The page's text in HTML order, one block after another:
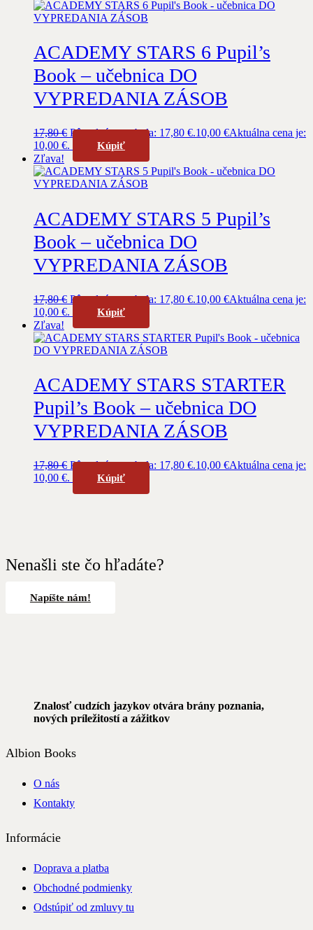
ACADEMY STARS 6 Pupil’s
Book – učebnica DO
VYPREDANIA ZÁSOB
17,80€ Pôvodná cena bola: 17,80 €.10,00 €Aktuálna cena je:
10,00 €.
Kúpiť
Zľava!
ACADEMY STARS 5 Pupil’s
Book – učebnica DO
VYPREDANIA ZÁSOB
17,80€ Pôvodná cena bola: 17,80 €.10,00 €Aktuálna cena je:
10,00 €.
Kúpiť
Zľava!
ACADEMY STARS STARTER
Pupil’s Book – učebnica DO
VYPREDANIA ZÁSOB
17,80€ Pôvodná cena bola: 17,80 €.10,00 €Aktuálna cena je:
10,00 €.
Kúpiť
Nenašli ste čo hľadáte?
Napíšte nám!
Znalosť cudzích jazykov otvára brány poznania,
nových príležitostí a zážitkov
Albion Books
O nás
Kontakty
Informácie
Doprava a platba
Obchodné podmienky
Odstúpiť od zmluvy tu